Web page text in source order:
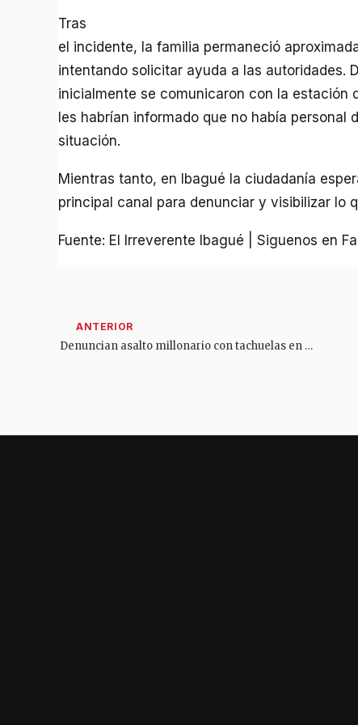
Tras
el incidente, la familia permaneció
intentando solicitar ayuda a las autoridades.
inicialmente se comunicaron con la estación
les habrían informado que no había personal
situación.
Mientras tanto, en Ibagué la ciudadanía
principal canal para denunciar y visibilizar lo
Fuente: El Irreverente Ibagué | Siguenos en
Denuncian asalto millonario con tachuelas en la vía Saldaña–Purificación